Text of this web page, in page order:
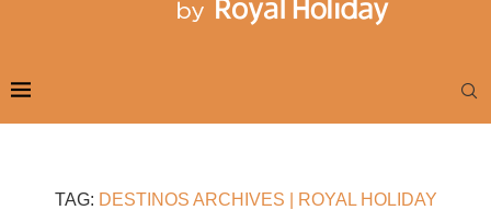
TAG: DESTINOS ARCHIVES | ROYAL HOLIDAY